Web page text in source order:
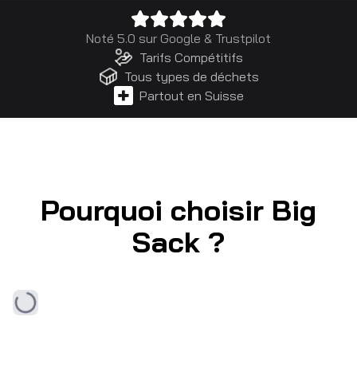
Noté 5.0 sur Google & Trustpilot
Tarifs Compétitifs
Tous types de déchets
Partout en Suisse
Pourquoi choisir Big
Sack ?